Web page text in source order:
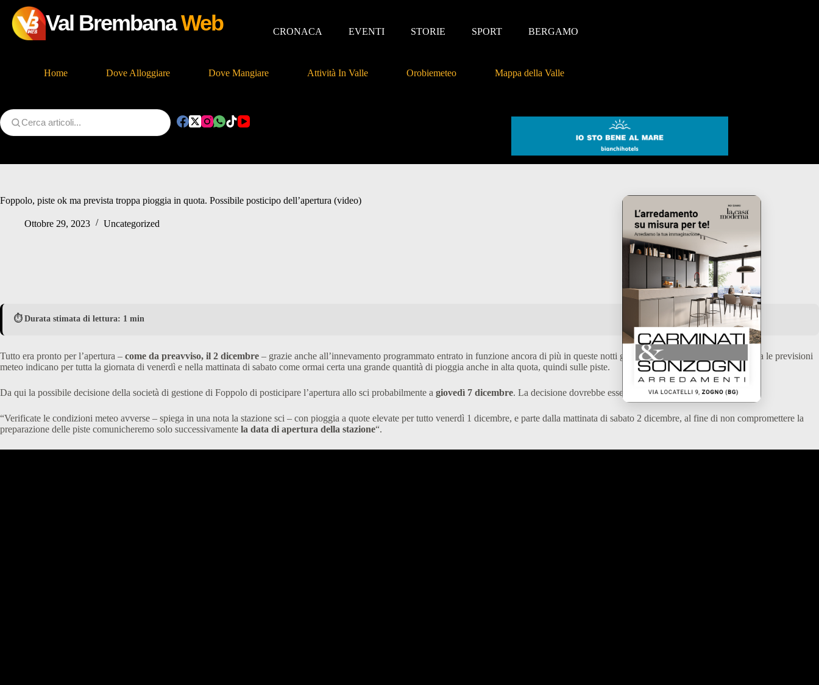
Val BrembanaWeb CRONACA EVENTI STORIE SPORT BERGAMO
Home Dove Alloggiare Dove Mangiare Attività In Valle Orobiemeteo Mappa della Valle
Foppolo, piste ok ma prevista troppa pioggia in quota. Possibile posticipo dell’apertura (video)
Ottobre 29, 2023 Uncategorized
⏱️ Durata stimata di lettura: 1 min
Tutto era pronto per l’apertura – come da preavviso, il 2 dicembre – grazie anche all’innevamento programmato entrato in funzione ancora di più in queste notti grazie alle temperature sotto zero. Ma le previsioni
meteo indicano per tutta la giornata di venerdì e nella mattinata di sabato come ormai certa una grande quantità di pioggia anche in alta quota, quindi sulle piste.
Da qui la possibile decisione della società di gestione di Foppolo di posticipare l’apertura allo sci probabilmente a giovedì 7 dicembre. La decisione dovrebbe essere presa il 30 novembre.
“Verificate le condizioni meteo avverse – spiega in una nota la stazione sci – con pioggia a quote elevate per tutto venerdì 1 dicembre, e parte dalla mattinata di sabato 2 dicembre, al fine di non compromettere la
preparazione delle piste comunicheremo solo successivamente la data di apertura della stazione“.